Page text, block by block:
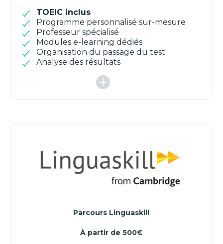
TOEIC inclus
Programme personnalisé sur-mesure
Professeur spécialisé
Modules e-learning dédiés
Organisation du passage du test
Analyse des résultats
Parcours Linguaskill
À partir de 500€